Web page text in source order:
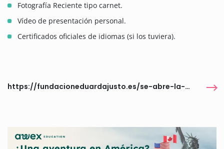
Fotografía Reciente tipo carnet.
Vídeo de presentación personal.
Certificados oficiales de idiomas (si los tuviera).
https://fundacioneduardajusto.es/se-abre-la-convocatoria-de-becas-canada-tech-del-curso-2024/